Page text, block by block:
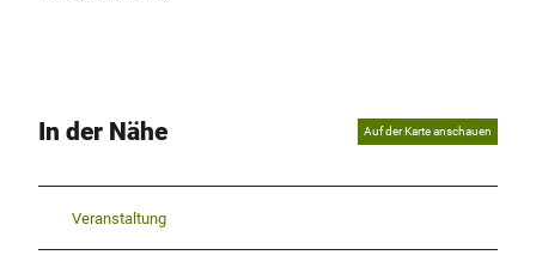
In der Nähe Auf der Karte anschauen
Veranstaltung